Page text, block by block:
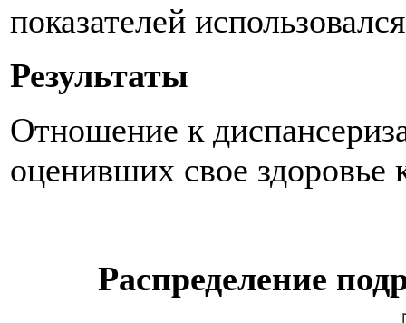
показателей
Результаты
Отношение к
оценивших свое здоровье
Распределение